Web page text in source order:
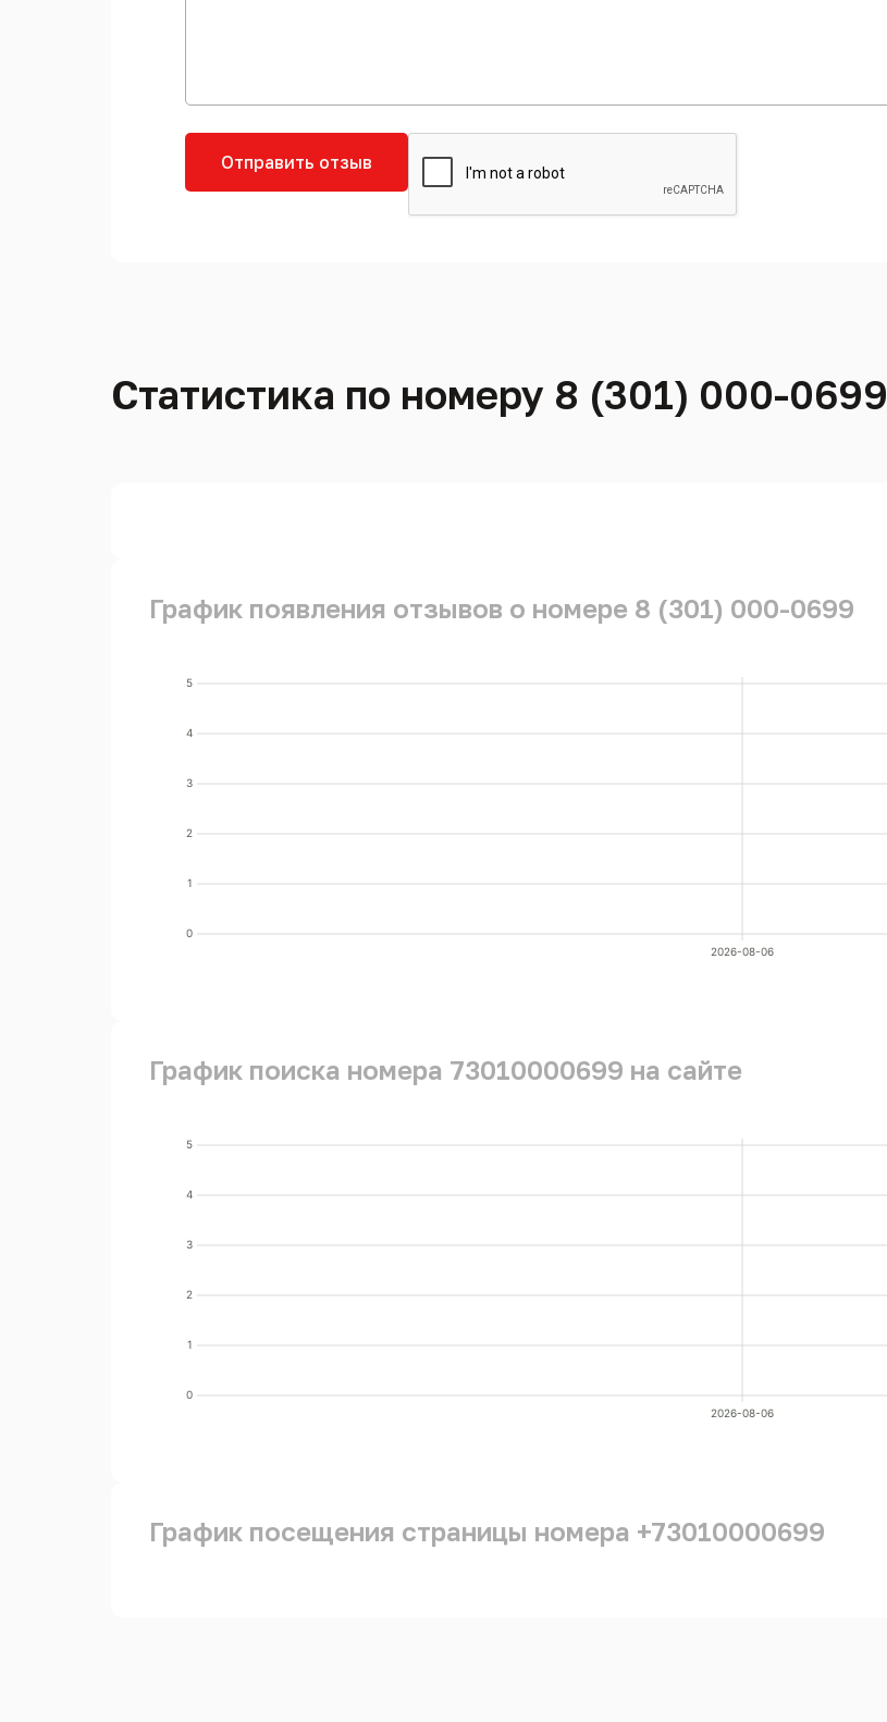
Отправить отзыв
Статистика по номеру 8 (301) 000-0699
График появления отзывов о номере 8 (301) 000-0699
0
1
2
3
4
5
2026-08-06
График поиска номера 73010000699 на сайте
0
1
2
3
4
5
2026-08-06
График посещения страницы номера +73010000699